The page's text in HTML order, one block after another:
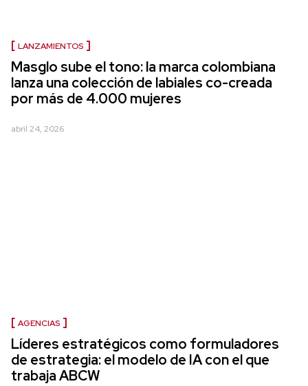
LANZAMIENTOS
Masglo sube el tono: la marca colombiana
lanza una colección de labiales co-creada
por más de 4.000 mujeres
abril 24, 2026
AGENCIAS
Líderes estratégicos como formuladores
de estrategia: el modelo de IA con el que
trabaja ABCW